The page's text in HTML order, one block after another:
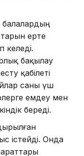
балалардың
ерте
келеді.
бақылау
қабілеті
саны үш
емдеу мен
береді.
істейді. Онда